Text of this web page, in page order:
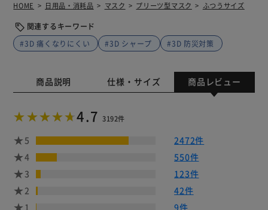
HOME 日用品・消耗品 マスク プリーツ型マスク ふつうサイズ
関連するキーワード
#3D 痛くなりにくい
#3D シャープ #3D 防災対策
商品説明 仕様・サイズ 商品レビュー
4.7 3192件
5
2472件
4
550件
3
123件
2
42件
1
9件